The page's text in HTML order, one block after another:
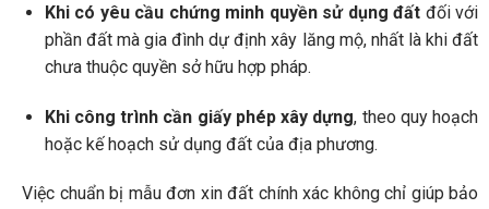
Khi có yêu cầu chứng minh quyền sử dụng đất đối với
phần đất mà gia đình dự định xây lăng mộ, nhất là khi đất
chưa thuộc quyền sở hữu hợp pháp.
Khi công trình cần giấy phép xây dựng, theo quy hoạch
hoặc kế hoạch sử dụng đất của địa phương.
Việc chuẩn bị mẫu đơn xin đất chính xác không chỉ giúp bảo